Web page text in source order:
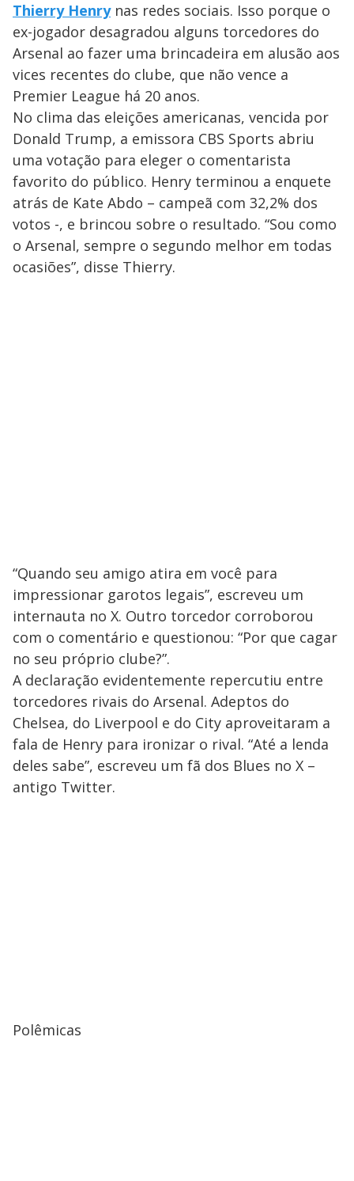
Thierry Henrynas redes sociais. Isso porque o
ex-jogador desagradou alguns torcedores do
Arsenal ao fazer uma brincadeira em alusão aos
vices recentes do clube, que não vence a
Premier League há 20 anos.
No clima das eleições americanas, vencida por
Donald Trump, a emissora CBS Sports abriu
uma votação para eleger o comentarista
favorito do público. Henry terminou a enquete
atrás de Kate Abdo – campeã com 32,2% dos
votos -, e brincou sobre o resultado. “Sou como
o Arsenal, sempre o segundo melhor em todas
ocasiões”, disse Thierry.
“Quando seu amigo atira em você para
impressionar garotos legais”, escreveu um
internauta no X. Outro torcedor corroborou
com o comentário e questionou: “Por que cagar
no seu próprio clube?”.
A declaração evidentemente repercutiu entre
torcedores rivais do Arsenal. Adeptos do
Chelsea, do Liverpool e do City aproveitaram a
fala de Henry para ironizar o rival. “Até a lenda
deles sabe”, escreveu um fã dos Blues no X –
antigo Twitter.
Polêmicas